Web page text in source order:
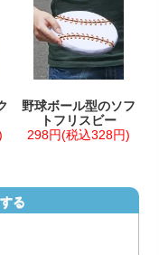
野球ボール型のソフ
トフリスビー
298円(税込328円)
る